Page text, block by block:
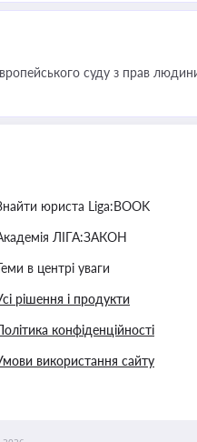
суду з прав
юриста Liga:BOOK
ЛІГА:ЗАКОН
в центрі уваги
рішення і продукти
конфіденційності
використання сайту